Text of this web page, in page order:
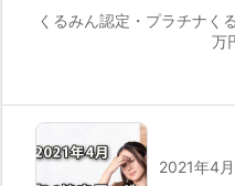
くるみん認定・プラチナく
万
2021年4